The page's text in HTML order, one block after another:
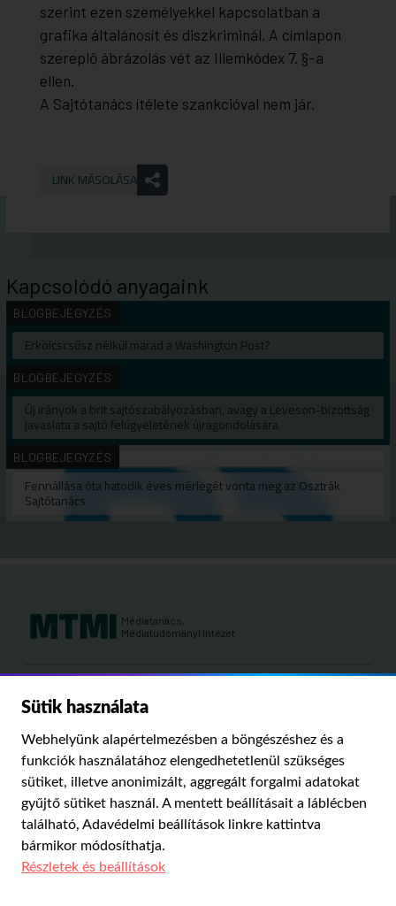
szerint ezen személyekkel kapcsolatban a
grafika általánosít és diszkriminál. A címlapon
szereplő ábrázolás vét az Illemkódex 7. §-a
ellen.
A Sajtótanács ítélete szankcióval nem jár.
LINK MÁSOLÁSA
Kapcsolódó anyagaink
BLOGBEJEGYZÉS
Erkölcscsősz nélkül marad a Washington Post?
BLOGBEJEGYZÉS
Új irányok a brit sajtószabályozásban, avagy a Leveson-bizottság
javaslata a sajtó felügyeletének újragondolására
BLOGBEJEGYZÉS
Fennállása óta hatodik éves mérlegét vonta meg az Osztrák
Sajtótanács
Sütik használata
Webhelyünk alapértelmezésben a böngészéshez és a
funkciók használatához elengedhetetlenül szükséges
sütiket, illetve anonimizált, aggregált forgalmi adatokat
gyűjtő sütiket használ. A mentett beállításait a láblécben
található, Adavédelmi beállítások linkre kattintva
bármikor módosíthatja.
Részletek és beállítások
Médiatanács,
Médiatudományi Intézet
Kutatási területeink:
MÉDIA ÉS TÁRSADALOM
PUBLIKÁCIÓINKRÓLUNKIMPRESSZUMSZERZŐI JOGOK
ADATVÉDELMI BEÁLLÍTÁSOK